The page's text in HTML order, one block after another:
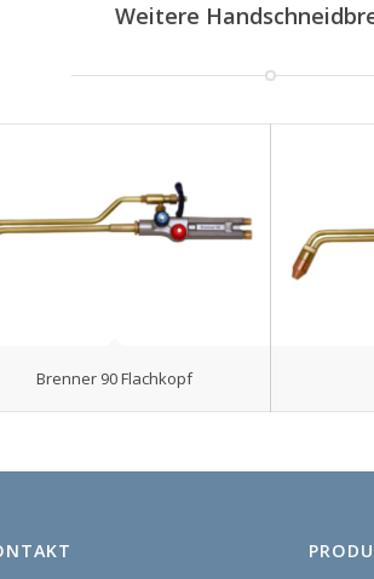
Weitere
Brenner 90 Flachkopf